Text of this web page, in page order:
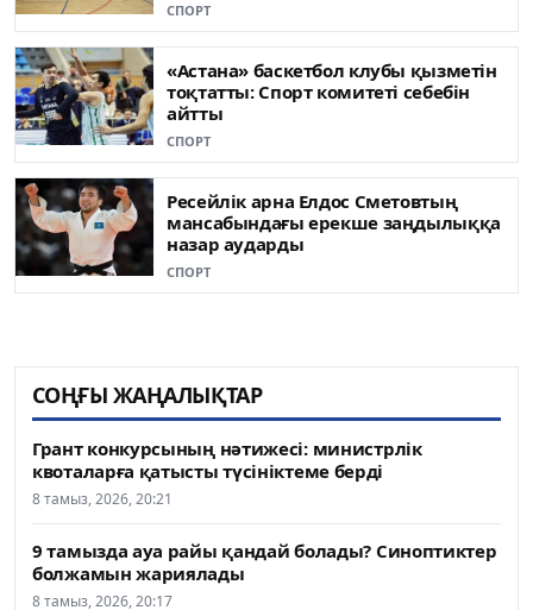
СПОРТ
«Астана» баскетбол клубы қызметін
тоқтатты: Спорт комитеті себебін
айтты
СПОРТ
Ресейлік арна Елдос Сметовтың
мансабындағы ерекше заңдылыққа
назар аударды
СПОРТ
СОҢҒЫ ЖАҢАЛЫҚТАР
Грант конкурсының нәтижесі: министрлік
квоталарға қатысты түсініктеме берді
8 тамыз, 2026, 20:21
9 тамызда ауа райы қандай болады? Синоптиктер
болжамын жариялады
8 тамыз, 2026, 20:17